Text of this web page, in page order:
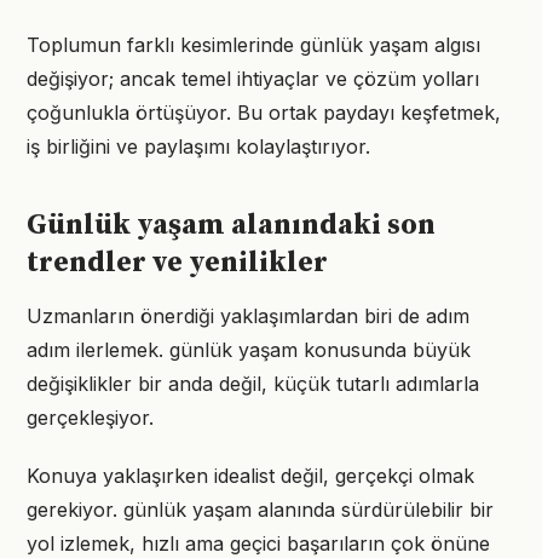
Toplumun farklı kesimlerinde günlük yaşam algısı
değişiyor; ancak temel ihtiyaçlar ve çözüm yolları
çoğunlukla örtüşüyor. Bu ortak paydayı keşfetmek,
iş birliğini ve paylaşımı kolaylaştırıyor.
Günlük yaşam alanındaki son
trendler ve yenilikler
Uzmanların önerdiği yaklaşımlardan biri de adım
adım ilerlemek. günlük yaşam konusunda büyük
değişiklikler bir anda değil, küçük tutarlı adımlarla
gerçekleşiyor.
Konuya yaklaşırken idealist değil, gerçekçi olmak
gerekiyor. günlük yaşam alanında sürdürülebilir bir
yol izlemek, hızlı ama geçici başarıların çok önüne